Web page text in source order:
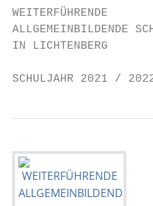
WEITERFÜHRENDE
ALLGEMEINBILDENDE
IN LICHTENBERG
SCHULJAHR 2021 /